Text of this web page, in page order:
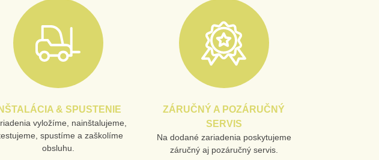
INŠTALÁCIA & SPUSTENIE
vyložíme, nainštalujeme,
spustíme a zaškolíme
obsluhu.
ZÁRUČNÝ A POZÁRUČNÝ
SERVIS
Na dodané zariadenia poskytujeme
záručný aj pozáručný servis.